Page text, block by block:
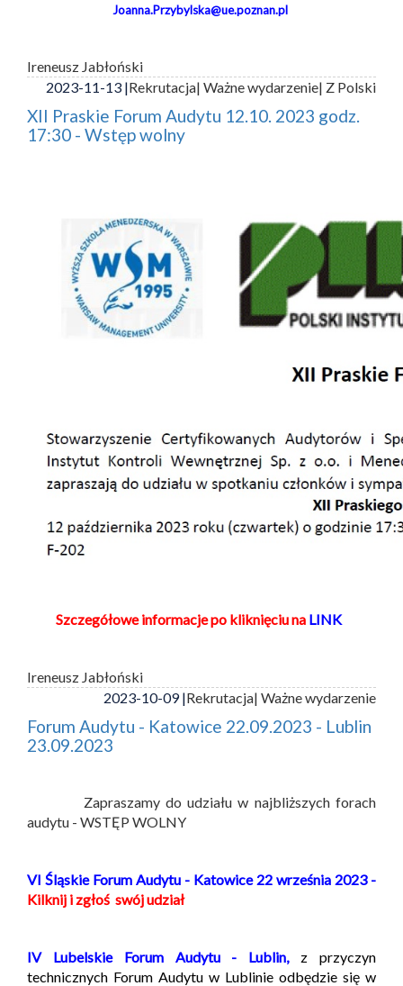
Joanna.Przybylska@ue.poznan.pl
Ireneusz Jabłoński
2023-11-13 |Rekrutacja| Ważne wydarzenie| Z Polski
XII Praskie Forum Audytu 12.10. 2023 godz.
17:30 - Wstęp wolny
Szczegółowe informacje po kliknięciu na LINK
Ireneusz Jabłoński
2023-10-09 |Rekrutacja| Ważne wydarzenie
Forum Audytu - Katowice 22.09.2023 - Lublin
23.09.2023
Zapraszamy do udziału w najbliższych forach
audytu - WSTĘP WOLNY
VI Śląskie Forum Audytu - Katowice 22 września 2023 -
Kilknij i zgłoś swój udział
IV Lubelskie Forum Audytu - Lublin,
z przyczyn
technicznych Forum Audytu w Lublinie odbędzie się w